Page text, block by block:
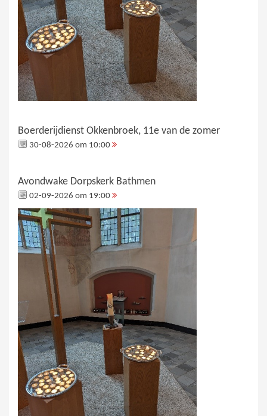
Boerderijdienst Okkenbroek, 11e van de zomer
30-08-2026 om 10:00
Avondwake Dorpskerk Bathmen
02-09-2026 om 19:00